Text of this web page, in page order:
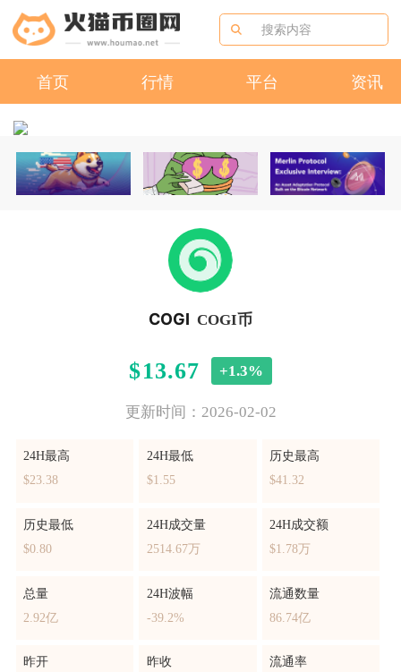
首页 行情 平台 资讯
COGI COGI币
$13.67 +1.3%
更新时间：2026-02-02
24H最高
$23.38
24H最低
$1.55
历史最高
$41.32
历史最低
$0.80
24H成交量
2514.67万
24H成交额
$1.78万
总量
2.92亿
24H波幅
-39.2%
流通数量
86.74亿
昨开
昨收
流通率